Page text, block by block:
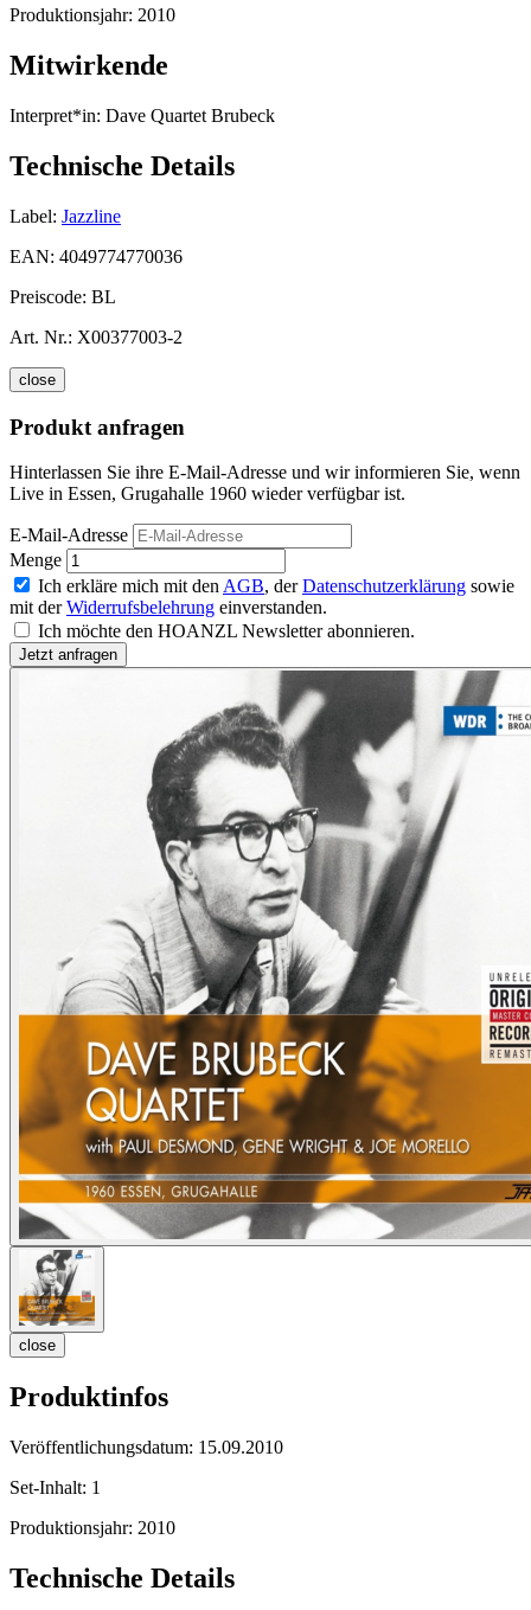
Produktionsjahr: 2010
Mitwirkende
Interpret*in: Dave Quartet Brubeck
Technische Details
Label: Jazzline
EAN: 4049774770036
Preiscode: BL
Art. Nr.: X00377003-2
close
Produkt anfragen
Hinterlassen Sie ihre E-Mail-Adresse und wir informieren Sie, wenn
Live in Essen, Grugahalle 1960 wieder verfügbar ist.
E-Mail-Adresse
Menge
Ich erkläre mich mit den AGB, derDatenschutzerklärung sowie
mit derWiderrufsbelehrung einverstanden.
Ich möchte den HOANZL Newsletter abonnieren.
close
Produktinfos
Veröffentlichungsdatum: 15.09.2010
Set-Inhalt: 1
Produktionsjahr: 2010
Technische Details